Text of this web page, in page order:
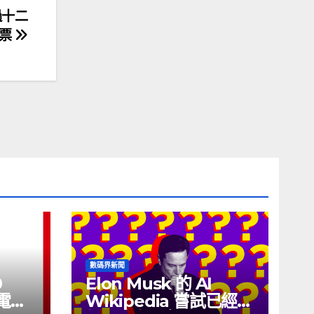
二
線
數碼界新聞
Elon Musk 的 AI
Wikipedia 嘗試已經幾